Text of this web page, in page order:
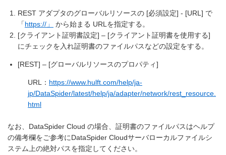
REST アダプタのグローバルリソースの [必須設定] - [URL] で
「https://」
から始まる URLを指定する。
[クライアント証明書設定] – [クライアント証明書を使用する]
にチェックを入れ証明書のファイルパスなどの設定をする。
[REST] – [グローバルリソースのプロパティ]
URL： https://www.hulft.com/help/ja-
jp/DataSpider/latest/help/ja/adapter/network/rest_resource.
html
なお、DataSpider Cloud の場合、証明書のファイルパスはヘルプ
の備考欄をご参考にDataSpider Cloudサーバローカルファイルシ
ステム上の絶対パスを指定してください。